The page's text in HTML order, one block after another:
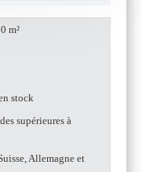
m²
stock
supérieures à
Allemagne et